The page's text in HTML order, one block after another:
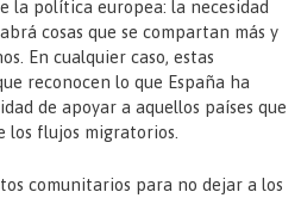
la política europea: la necesidad
cosas que se compartan más y
En cualquier caso, estas
reconocen lo que España ha
de apoyar a aquellos países que
los flujos migratorios.
comunitarios para no dejar a los